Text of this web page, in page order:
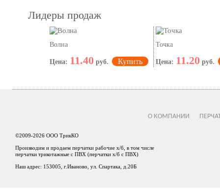
Лидеры продаж
Волна
Цена: 11.40 руб. Купить
Точка
Цена: 11.20 руб.
О КОМПАНИИ
©2009-2026 ООО ТрикКО
Производим и продаем перчатки рабочие х/б, в том числе
перчатки трикотажные с ПВХ (перчатки х/б с ПВХ)
Наш адрес: 153005, г.Иваново, ул. Спартака, д.20Б